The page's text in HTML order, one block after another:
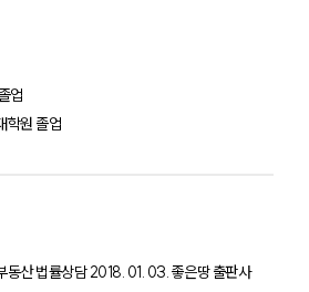
업
학원 졸업
동산 법률상담 2018. 01. 03. 좋은땅 출판사